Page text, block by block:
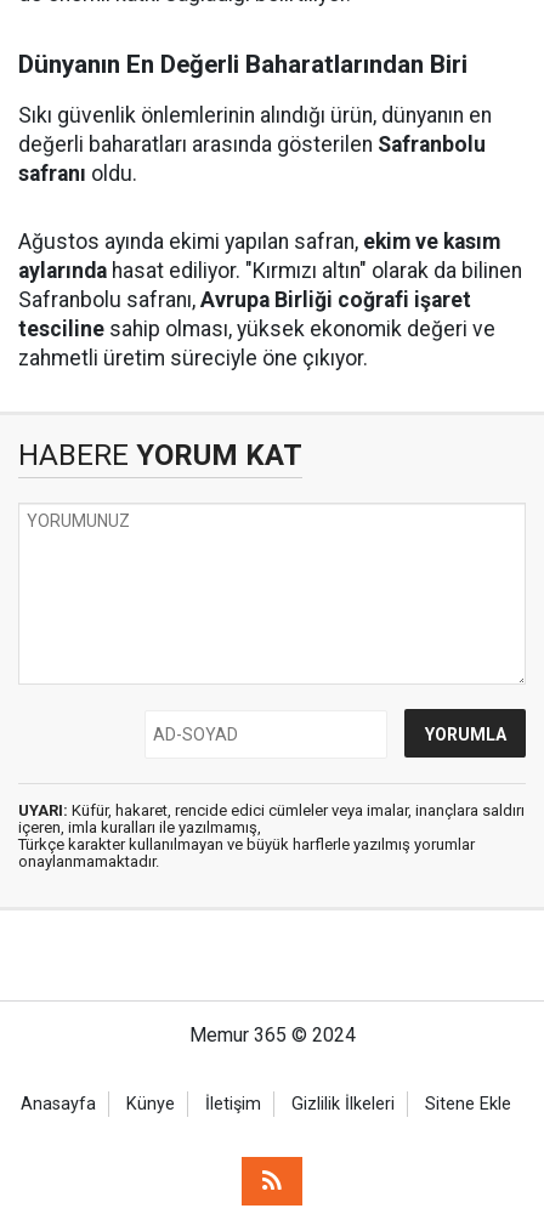
Dünyanın En Değerli Baharatlarından Biri
Sıkı güvenlik önlemlerinin alındığı ürün, dünyanın en
değerli baharatları arasında gösterilen Safranbolu
safranı oldu.
Ağustos ayında ekimi yapılan safran, ekim ve kasım
aylarında hasat ediliyor. "Kırmızı altın" olarak da bilinen
Safranbolu safranı, Avrupa Birliği coğrafi işaret
tesciline sahip olması, yüksek ekonomik değeri ve
zahmetli üretim süreciyle öne çıkıyor.
HABERE YORUM KAT
UYARI: Küfür, hakaret, rencide edici cümleler veya imalar, inançlara saldırı
içeren, imla kuralları ile yazılmamış,
Türkçe karakter kullanılmayan ve büyük harflerle yazılmış yorumlar
onaylanmamaktadır.
Memur 365 © 2024
Anasayfa Künye İletişim Gizlilik İlkeleri Sitene Ekle